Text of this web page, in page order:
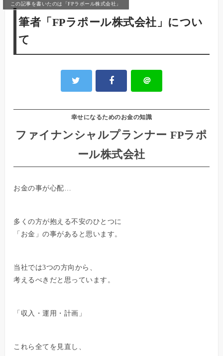
この記事を書いたのは「FPラポール株式会社」
筆者「FPラポール株式会社」につい
て
＠
幸せになるためのお金の知識
ファイナンシャルプランナー FPラポ
ール株式会社
お金の事が心配…
多くの方が抱える不安のひとつに
「お金」の事があると思います。
当社では3つの方向から、
考えるべきだと思っています。
「収入・運用・計画」
これら全てを見直し、